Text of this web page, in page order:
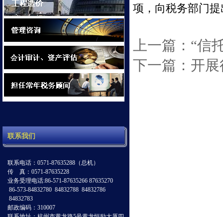
联系我们
联系电话：0571-87635288（总机）
传 真：0571-87635228
业务受理电话:86-571-87635266 87635270
86-573-84832780 84832788 84832786
84832783
邮政编码：310007
项，向税务部门
上一篇：“信
下一篇：开